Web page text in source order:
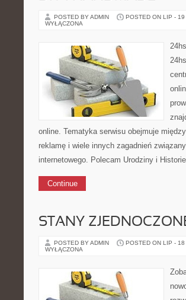
POSTED BY ADMIN POSTED ON LIP - 19
WYŁĄCZONA
online. Tematyka serwisu obejmuje
reklamę i wiele innych zagadnień
internetowego. Polecam Urodziny i
Continue
STANY
POSTED BY ADMIN POSTED ON LIP - 18
WYŁĄCZONA